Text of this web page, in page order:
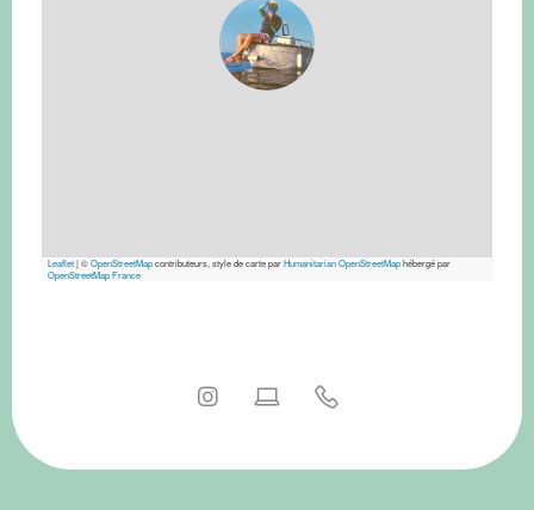
Leaflet|©OpenStreetMapcontributeurs, style de carte parHumanitarian OpenStreetMaphébergé par
OpenStreetMap France